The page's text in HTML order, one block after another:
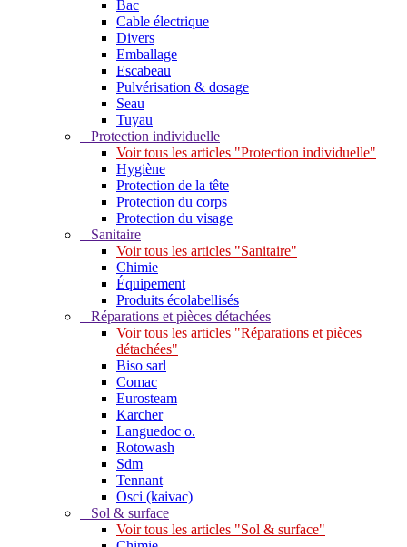
Bac
Cable électrique
Divers
Emballage
Escabeau
Pulvérisation & dosage
Seau
Tuyau
Protection individuelle
Voir tous les articles "Protection individuelle"
Hygiène
Protection de la tête
Protection du corps
Protection du visage
Sanitaire
Voir tous les articles "Sanitaire"
Chimie
Équipement
Produits écolabellisés
Réparations et pièces détachées
Voir tous les articles "Réparations et pièces
détachées"
Biso sarl
Comac
Eurosteam
Karcher
Languedoc o.
Rotowash
Sdm
Tennant
Osci (kaivac)
Sol & surface
Voir tous les articles "Sol & surface"